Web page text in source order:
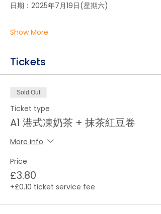
日期：2025年7月19日(星期六)
Show More
Tickets
Sold Out
Ticket type
A1 港式凍奶茶 + 抹茶紅豆卷
More info
Price
£3.80
+£0.10 ticket service fee